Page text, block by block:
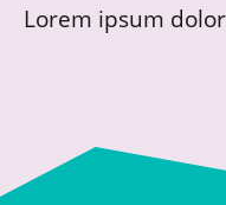
Lorem ipsum